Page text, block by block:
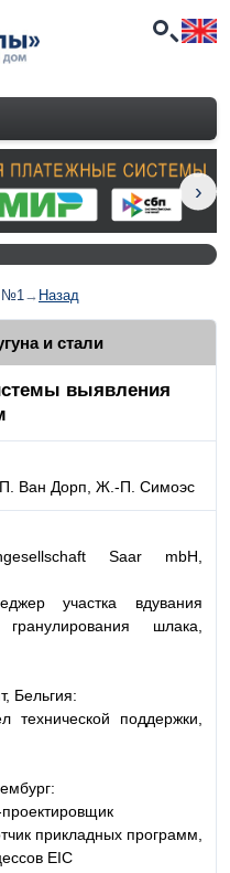
№1→ Назад
и стали
выявления
Ван Дорп, Ж.-П. Симоэс
Saar mbH,
участка вдувания
шлака,
Бельгия:
технической поддержки,
прикладных программ,
EIC